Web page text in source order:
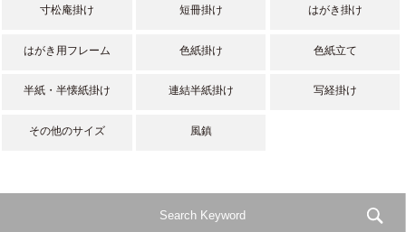
寸松庵掛け 短冊掛け はがき掛け
はがき用フレーム 色紙掛け 色紙立て
半紙・半懐紙掛け 連結半紙掛け 写経掛け
その他のサイズ 風鎮